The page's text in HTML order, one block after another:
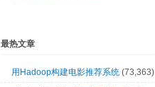
最热文章
用Hadoop构建电影推荐系统 (73,363)